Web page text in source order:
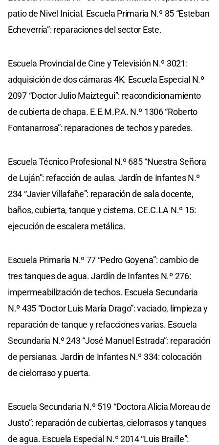
patio de Nivel Inicial. Escuela Primaria N.º 85 “Esteban
Echeverría”: reparaciones del sector Este.
Escuela Provincial de Cine y Televisión N.º 3021:
adquisición de dos cámaras 4K. Escuela Especial N.º
2097 “Doctor Julio Maiztegui”: reacondicionamiento
de cubierta de chapa. E.E.M.P.A. N.º 1306 “Roberto
Fontanarrosa”: reparaciones de techos y paredes.
Escuela Técnico Profesional N.º 685 “Nuestra Señora
de Luján”: refacción de aulas. Jardín de Infantes N.º
234 “Javier Villafañe”: reparación de sala docente,
baños, cubierta, tanque y cisterna. CE.C.LA N.º 15:
ejecución de escalera metálica.
Escuela Primaria N.º 77 “Pedro Goyena”: cambio de
tres tanques de agua. Jardín de Infantes N.º 276:
impermeabilización de techos. Escuela Secundaria
N.º 435 “Doctor Luis María Drago”: vaciado, limpieza y
reparación de tanque y refacciones varias. Escuela
Secundaria N.º 243 “José Manuel Estrada”: reparación
de persianas. Jardín de Infantes N.º 334: colocación
de cielorraso y puerta.
Escuela Secundaria N.º 519 “Doctora Alicia Moreau de
Justo”: reparación de cubiertas, cielorrasos y tanques
de agua. Escuela Especial N.º 2014 “Luis Braille”: